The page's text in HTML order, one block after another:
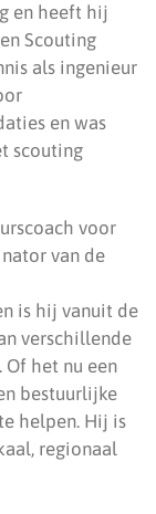
en heeft hij
Scouting
als ingenieur
en was
scouting
voor
van de
is hij vanuit de
verschillende
Of het nu een
bestuurlijke
helpen. Hij is
regionaal